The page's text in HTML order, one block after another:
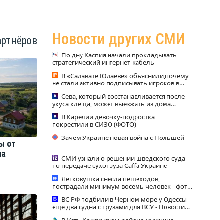
от
Новости других СМИ
По дну Каспия начали прокладывать
стратегический интернет-кабель
В «Салавате Юлаеве» объяснили,почему
не стали активно подписывать игроков в
Сева, который восстанавливается после
укуса клеща, может выезжать из дома
благодаря специальному лифту
В Карелии девочку-подростка
покрестили в СИЗО (ФОТО)
Зачем Украине новая война с Польшей
СМИ узнали о решении шведского суда
по передаче сухогруза Caffa Украине
Легковушка снесла пешеходов,
пострадали минимум восемь человек - фото
ВС РФ подбили в Черном море у Одессы
еще два судна с грузами для ВСУ - Новости